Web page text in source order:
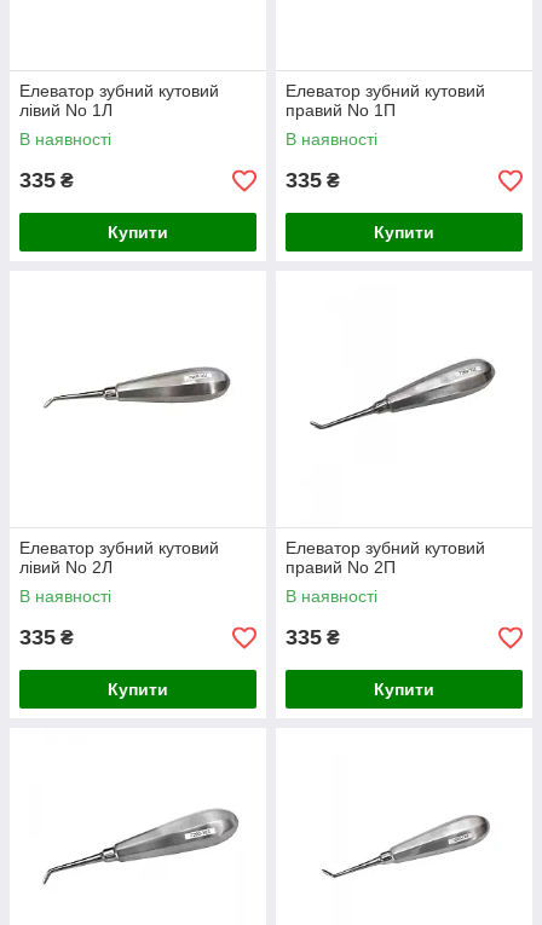
Елеватор зубний кутовий
лівий No 1Л
В наявності
335 ₴
Купити
Елеватор зубний кутовий
правий No 1П
В наявності
335 ₴
Купити
Елеватор зубний кутовий
лівий No 2Л
В наявності
335 ₴
Купити
Елеватор зубний кутовий
правий No 2П
В наявності
335 ₴
Купити